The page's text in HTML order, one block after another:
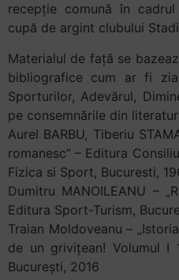
recepție comună în
cupă de argint clubului
Materialul de față se
bibliografice cum ar fi
Sporturilor, Adevărul,
pe consemnările din
Aurel BARBU, Tiberiu
romanesc” – Editura
Fizica si Sport, Bucuresti,
Dumitru MANOILEANU –
Editura Sport-Turism,
Traian Moldoveanu –
de un grivițean! Volumul I
București, 2016